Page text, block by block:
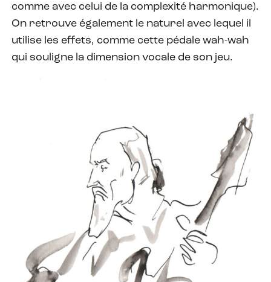
comme avec celui de la complexité harmonique).
On retrouve également le naturel avec lequel il
utilise les effets, comme cette pédale wah-wah
qui souligne la dimension vocale de son jeu.